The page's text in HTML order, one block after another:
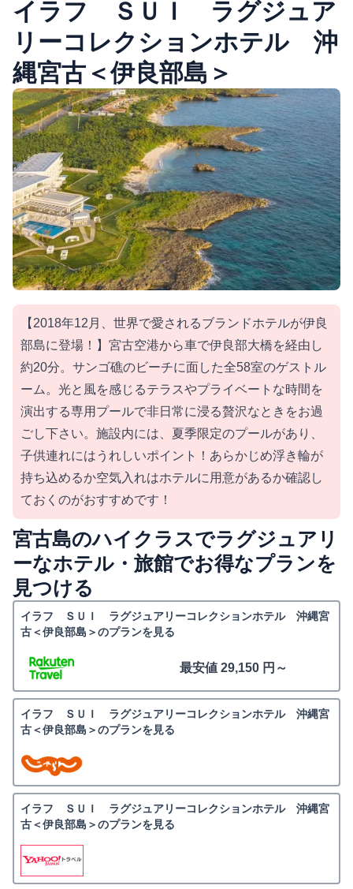
イラフ ＳＵＩ ラグジュア
リーコレクションホテル 沖
縄宮古＜伊良部島＞
【2018年12月、世界で愛されるブランドホテルが伊良
部島に登場！】宮古空港から車で伊良部大橋を経由し
約20分。サンゴ礁のビーチに面した全58室のゲストル
ーム。光と風を感じるテラスやプライベートな時間を
演出する専用プールで非日常に浸る贅沢なときをお過
ごし下さい。施設内には、夏季限定のプールがあり、
子供連れにはうれしいポイント！あらかじめ浮き輪が
持ち込めるか空気入れはホテルに用意があるか確認し
ておくのがおすすめです！
宮古島のハイクラスでラグジュアリ
ーなホテル・旅館でお得なプランを
見つける
イラフ ＳＵＩ ラグジュアリーコレクションホテル 沖縄宮
古＜伊良部島＞のプランを見る
最安値 29,150 円～
イラフ ＳＵＩ ラグジュアリーコレクションホテル 沖縄宮
古＜伊良部島＞のプランを見る
イラフ ＳＵＩ ラグジュアリーコレクションホテル 沖縄宮
古＜伊良部島＞のプランを見る